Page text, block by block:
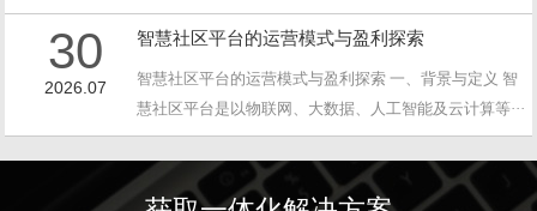
30
2026.07
智慧社区平台的运营模式与盈利探索
智慧社区平台的运营模式与盈利探索 一、背景与定义 智
慧社区平台是以物联网、大数据、人工智能及云计算等···